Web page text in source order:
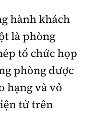
hành khách
là phòng
tổ chức họp
phòng được
hạng và vỏ
tử trên